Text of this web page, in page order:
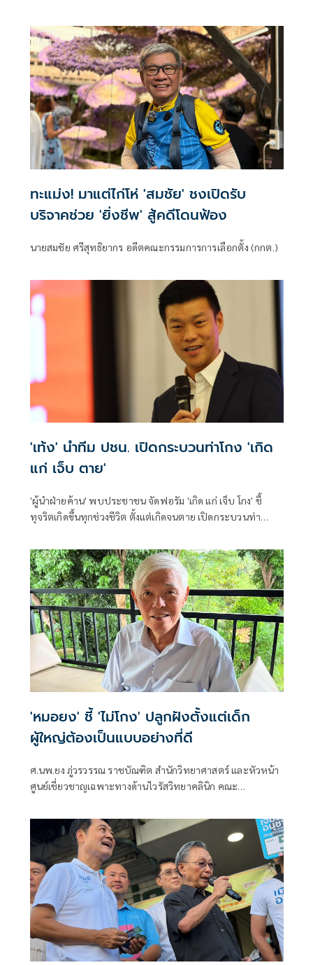
มิติ
ทะแม่ง! มาแต่ไก่โห่ 'สมชัย' ชงเปิดรับ
บริจาคช่วย 'ยิ่งชีพ' สู้คดีโดนฟ้อง
นายสมชัย ศรีสุทธิยากร อดีตคณะกรรมการการเลือกตั้ง (กกต.)
'เท้ง' นำทีม ปชน. เปิดกระบวนท่าโกง 'เกิด
แก่ เจ็บ ตาย'
'ผู้นำฝ่ายค้าน' พบประชาชน จัดฟอรัม 'เกิด แก่ เจ็บ โกง' ชี้
ทุจริตเกิดขึ้นทุกช่วงชีวิต ตั้งแต่เกิดจนตาย เปิดกระบวนท่า
'หมอยง' ชี้ 'ไม่โกง' ปลูกฝังตั้งแต่เด็ก
ผู้ใหญ่ต้องเป็นแบบอย่างที่ดี
ศ.นพ.ยง ภู่วรวรรณ ราชบัณฑิต สำนักวิทยาศาสตร์ และหัวหน้า
ศูนย์เชี่ยวชาญเฉพาะทางด้านไวรัสวิทยาคลินิก คณะ
ซบุ๊กว่า ความซื่อสัตย์ ไม่คดโกงต้องปลูกฝังตั้งแต่ยังเด็ก